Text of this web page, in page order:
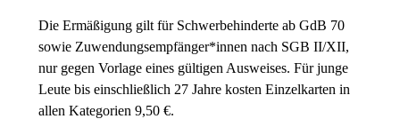
Die Ermäßigung gilt für Schwerbehinderte ab GdB 70
sowie Zuwendungsempfänger*innen nach SGB II/XII,
nur gegen Vorlage eines gültigen Ausweises. Für junge
Leute bis einschließlich 27 Jahre kosten Einzelkarten in
allen Kategorien 9,50 €.